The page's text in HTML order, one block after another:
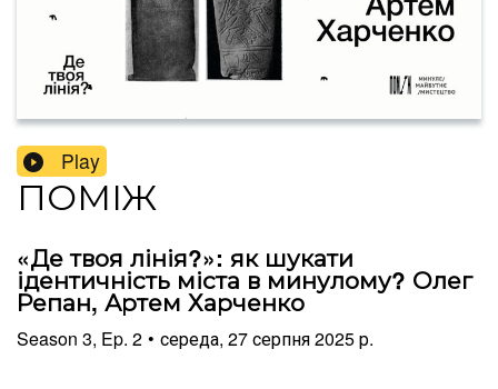
Play
ПОМІЖ
«Де твоя лінія?»: як шукати
ідентичність міста в минулому? Олег
Репан, Артем Харченко
Season 3, Ep. 2 • середа, 27 серпня 2025 р.